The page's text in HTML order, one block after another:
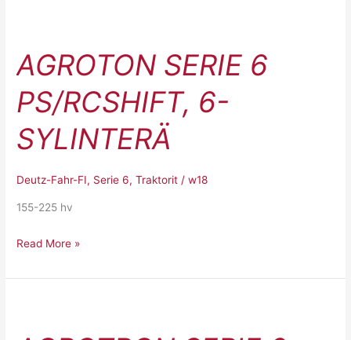
AGROTON SERIE 6
PS/RCSHIFT, 6-
SYLINTERÄ
Deutz-Fahr-FI, Serie 6,Traktorit /w18
155-225 hv
6
PS/RCSHIFT,
6-
SYLINTERÄ
Read More »